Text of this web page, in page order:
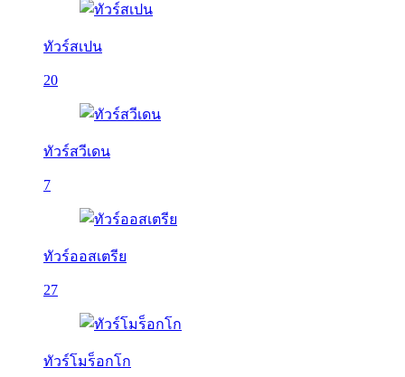
ทัวร์สเปน
20
ทัวร์สวีเดน
7
ทัวร์ออสเตรีย
27
ทัวร์โมร็อกโก